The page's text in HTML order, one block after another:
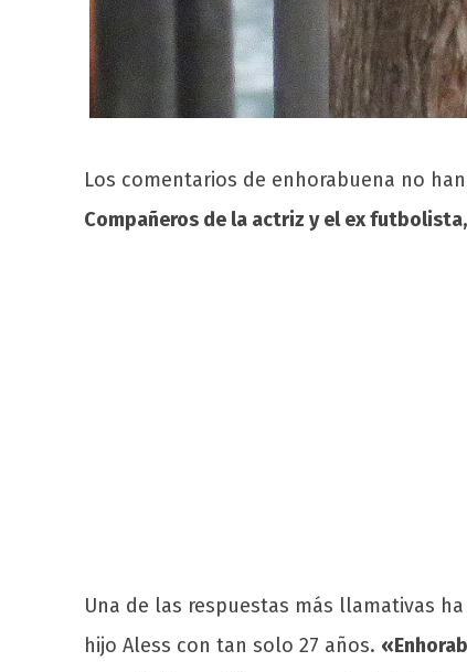
Los comentarios de enhorabuena no
Compañeros de la actriz y el ex
Una de las respuestas más llamativas
hijo Aless con tan solo 27 años.